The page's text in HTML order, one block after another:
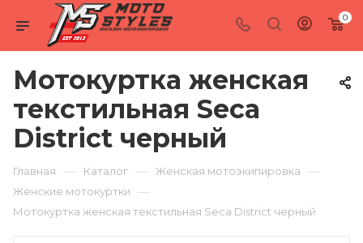
0
Мотокуртка женская
текстильная Seca
District черный
Главная — Каталог — Женская мотоэкипировка —
Женские мотокуртки —
Мотокуртка женская текстильная Seca District черный